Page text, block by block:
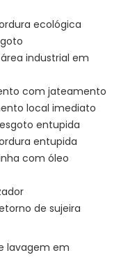
ecológica
industrial em
com jateamento
local imediato
entupida
entupida
com óleo
de sujeira
lavagem em